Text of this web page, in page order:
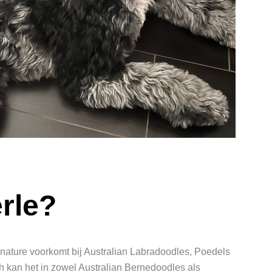
voorkomt bij Australian Labradoodles, Poedels
kan het in zowel Australian Bernedoodles als